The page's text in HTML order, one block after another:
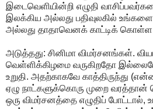
இடைவெளியின்றி எழுதி
இலக்கிய அல்லது பதிவுலகில்
அல்லது தாதாவெனக் காட்டிக் கொள்ள
அடுத்தது: சினிமா விமர்சனங்கள்.
வெள்ளிக்கிழமை வருகிறதோ
உறுதி. அதற்காகவே காத்திருந்து (என்ன
ஏழு நாட்களுக்கொரு முறை வரத்தான்
ஒரு விமர்சனத்தை எழுதிப்